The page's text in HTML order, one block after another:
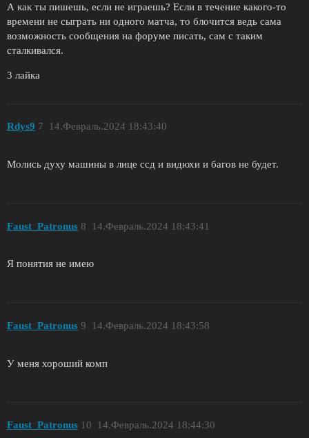
А как ты пишешь, если не играешь? Если в течение какого-то
времени не сыграть ни одного матча, то блочится ведь сама
возможность сообщения на форуме писать, сам с таким
сталкивался.
3 лайка
Rdys9 14.Февраль.2024 18:43:40
7
Молись духу машины в лице ссд и видюхи и багов не будет.
Faust_Patronus 14.Февраль.2024 18:43:41
8
Я понятия не имею
Faust_Patronus 14.Февраль.2024 18:43:58
9
У меня хороший комп
Faust_Patronus 14.Февраль.2024 18:44:30
10